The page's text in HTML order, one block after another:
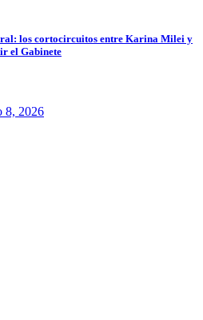
los cortocircuitos entre Karina Milei y
el Gabinete
8, 2026